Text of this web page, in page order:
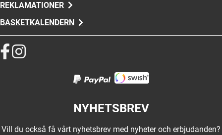
REKLAMATIONER
BASKETKALENDERN
NYHETSBREV
Vill du också få vårt nyhetsbrev med nyheter och erbjudanden?